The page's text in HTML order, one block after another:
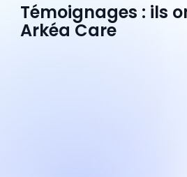
Témoignages : ils
Arkéa Care